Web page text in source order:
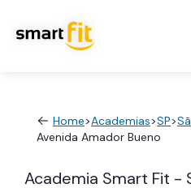
Home>Academias>SP>
Avenida Amador Bueno
Academia Smart Fit -